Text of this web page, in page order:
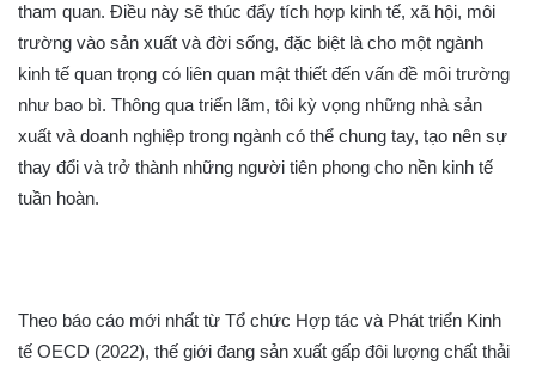
tham quan. Điều này sẽ thúc đẩy tích hợp kinh tế, xã hội, môi
trường vào sản xuất và đời sống, đặc biệt là cho một ngành
kinh tế quan trọng có liên quan mật thiết đến vấn đề môi trường
như bao bì. Thông qua triển lãm, tôi kỳ vọng những nhà sản
xuất và doanh nghiệp trong ngành có thể chung tay, tạo nên sự
thay đổi và trở thành những người tiên phong cho nền kinh tế
tuần hoàn.
Theo báo cáo mới nhất từ Tổ chức Hợp tác và Phát triển Kinh
tế OECD (2022), thế giới đang sản xuất gấp đôi lượng chất thải